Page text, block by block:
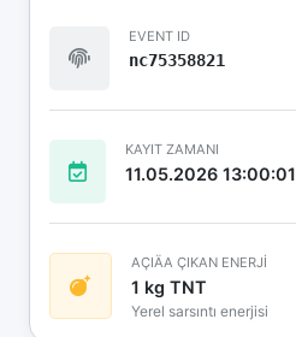
EVENT ID
nc75358821
KAYIT ZAMANI
11.05.2026 13:00:01
AÇIÄA ÇIKAN ENERJİ
1 kg TNT
Yerel sarsıntı enerjisi